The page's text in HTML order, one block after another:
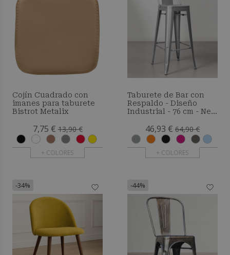
Cojín Cuadrado con
imanes para taburete
Bistrot Metalix
7,75 € 13,90 €
+ COLORES
Taburete de Bar con
Respaldo - Diseño
Industrial - 76 cm - New
46,93 € 64,90 €
+ COLORES
-34% -44%